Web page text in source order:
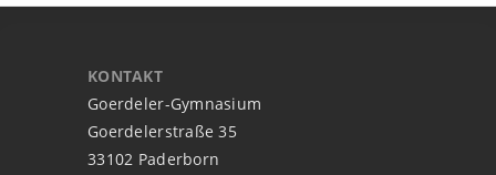
KONTAKT
Goerdeler-Gymnasium
Goerdelerstraße 35
33102 Paderborn